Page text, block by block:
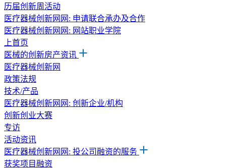
历届创新周活动
医疗器械创新网网: 申请联合承办及合作
医疗器械创新网网: 网站职业学院
上首页
医械的创新房产资讯
医疗器械创新网
政策法规
技术/产品
医疗器械创新网网: 创新企业/机构
创新创业大赛
专访
活动资讯
医疗器械创新网网: 投公司融资的服务
获奖项目融资